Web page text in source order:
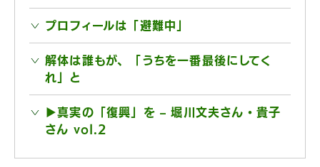
プロフィールは「避難中」
解体は誰もが、「うちを一番最後にしてく
れ」と
▶︎真実の「復興」を – 堀川文夫さん・貴子
さん vol.2